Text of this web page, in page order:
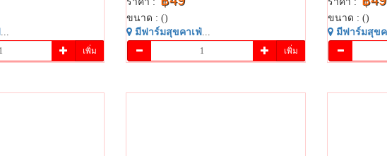
...
เพิ่ม
ขนาด : ()
มี​ฟาร์​มสุข​คาเฟ่​ ...
เพิ่ม
ขนาด : ()
มี​ฟาร์​มสุข​ค